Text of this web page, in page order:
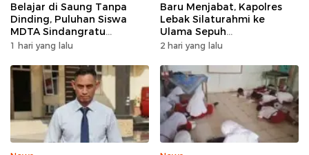
Belajar di Saung Tanpa
Dinding, Puluhan Siswa
MDTA Sindangratu
Panggarangan Bertahan
1 hari yang lalu
Baru Menjabat, Kapolres
Lebak Silaturahmi ke
Ulama Sepuh
Rangkasbitung
2 hari yang lalu